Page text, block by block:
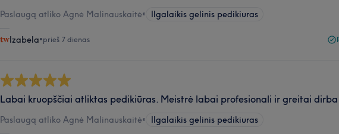
Paslaugą atliko Agnė Malinauskaitė• Ilgalaikis gelinis pedikiuras
Izabela•prieš 7 dienas
Labai kruopščiai atliktas pedikiūras. Meistrė labai profesionali ir greitai dirba
Paslaugą atliko Agnė Malinauskaitė• Ilgalaikis gelinis pedikiuras